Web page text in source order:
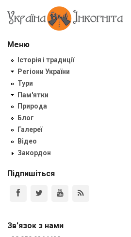
Меню
Історія і традиції
Регіони України
Тури
Пам'ятки
Природа
Блог
Галереї
Відео
Закордон
Підпишіться
Зв'язок з нами